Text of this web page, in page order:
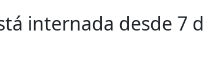
internada desde 7